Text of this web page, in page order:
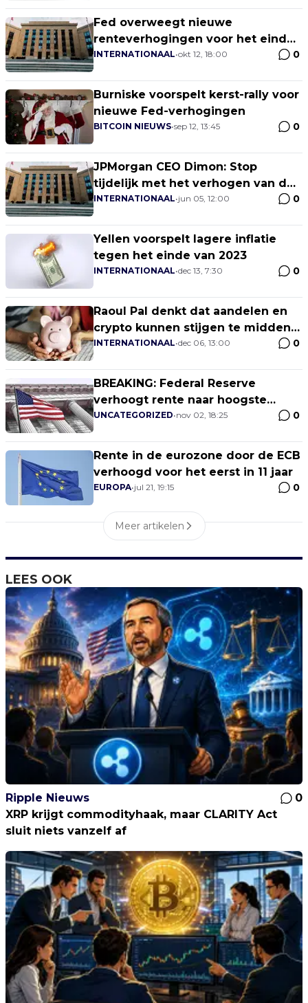
Fed overweegt nieuwe
renteverhogingen voor het einde
van 2023
INTERNATIONAAL•okt 12, 18:00 0
Burniske voorspelt kerst-rally voor
nieuwe Fed-verhogingen
BITCOIN NIEUWS•sep 12, 13:45 0
JPMorgan CEO Dimon: Stop
tijdelijk met het verhogen van de
rente
INTERNATIONAAL•jun 05, 12:00 0
Yellen voorspelt lagere inflatie
tegen het einde van 2023
INTERNATIONAAL•dec 13, 7:30 0
Raoul Pal denkt dat aandelen en
crypto kunnen stijgen te midden
van renteverhogingen
INTERNATIONAAL•dec 06, 13:00 0
BREAKING: Federal Reserve
verhoogt rente naar hoogste
niveau sinds 2008
UNCATEGORIZED•nov 02, 18:25 0
Rente in de eurozone door de ECB
verhoogd voor het eerst in 11 jaar
EUROPA•jul 21, 19:15 0
Meer artikelen
LEES OOK
Ripple Nieuws
0
XRP krijgt commodityhaak, maar CLARITY Act
sluit niets vanzelf af